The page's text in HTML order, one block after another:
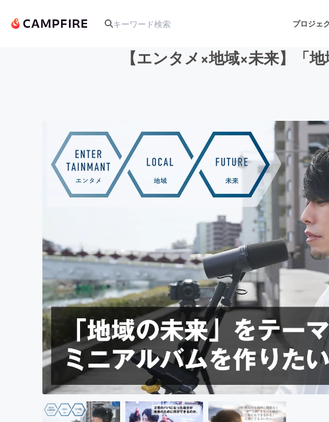
プロジェ
アート・写真 音楽
テクノロジー・ガジェット ゲーム・サー
書籍・雑誌出
ビジネス・起業 チャレンジ
まちづくり・地域活性化
【エンタメ×地域×未来】「